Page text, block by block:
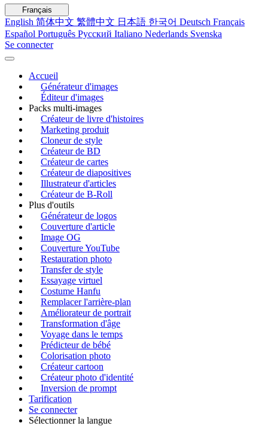
Français
English 简体中文 繁體中文 日本語 한국어 Deutsch Français
Español Português Русский Italiano Nederlands Svenska
Se connecter
Accueil
Générateur d'images
Éditeur d'images
Packs multi-images
Créateur de livre d'histoires
Marketing produit
Cloneur de style
Créateur de BD
Créateur de cartes
Créateur de diapositives
Illustrateur d'articles
Créateur de B-Roll
Plus d'outils
Générateur de logos
Couverture d'article
Image OG
Couverture YouTube
Restauration photo
Transfer de style
Essayage virtuel
Costume Hanfu
Remplacer l'arrière-plan
Améliorateur de portrait
Transformation d'âge
Voyage dans le temps
Prédicteur de bébé
Colorisation photo
Créateur cartoon
Créateur photo d'identité
Inversion de prompt
Tarification
Se connecter
Sélectionner la langue